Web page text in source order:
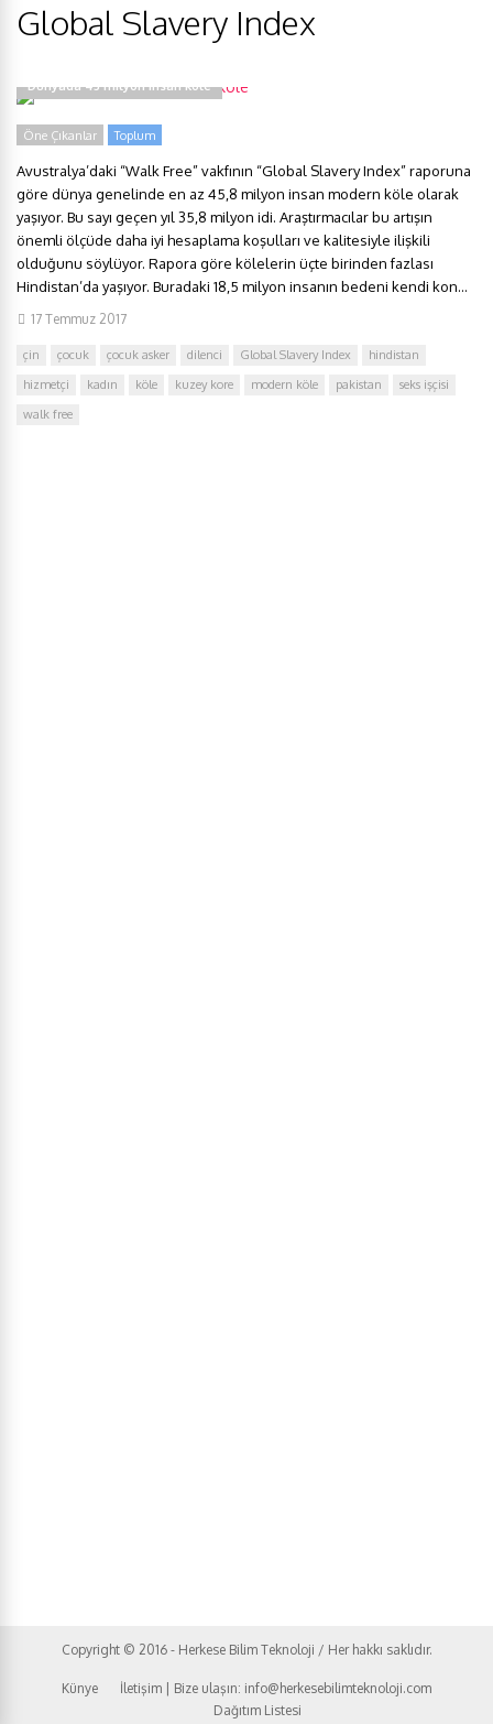
Global Slavery Index
Dünyada 45 milyon insan köle
Öne Çıkanlar Toplum
Avustralya’daki “Walk Free” vakfının “Global Slavery Index” raporuna
göre dünya genelinde en az 45,8 milyon insan modern köle olarak
yaşıyor. Bu sayı geçen yıl 35,8 milyon idi. Araştırmacılar bu artışın
önemli ölçüde daha iyi hesaplama koşulları ve kalitesiyle ilişkili
olduğunu söylüyor. Rapora göre kölelerin üçte birinden fazlası
Hindistan’da yaşıyor. Buradaki 18,5 milyon insanın bedeni kendi kon...
17 Temmuz 2017
çin çocuk çocuk asker dilenci Global Slavery Index
hindistan
hizmetçi
kadın köle kuzey kore modern köle pakistan
seks işçisi
walk free
Copyright © 2016 - Herkese Bilim Teknoloji / Her hakkı saklıdır.
Künye
İletişim | Bize ulaşın: info@herkesebilimteknoloji.com
Dağıtım Listesi